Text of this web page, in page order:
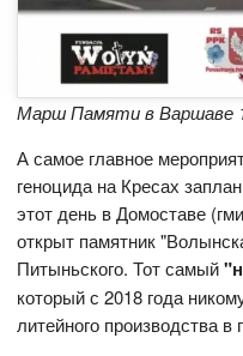
Марш Памяти в Варшаве
А самое главное
геноцида на Кресах
этот день в Домоставе
открыт памятник
Питыньского. Тот самый
который с 2018 года
литейного производства в